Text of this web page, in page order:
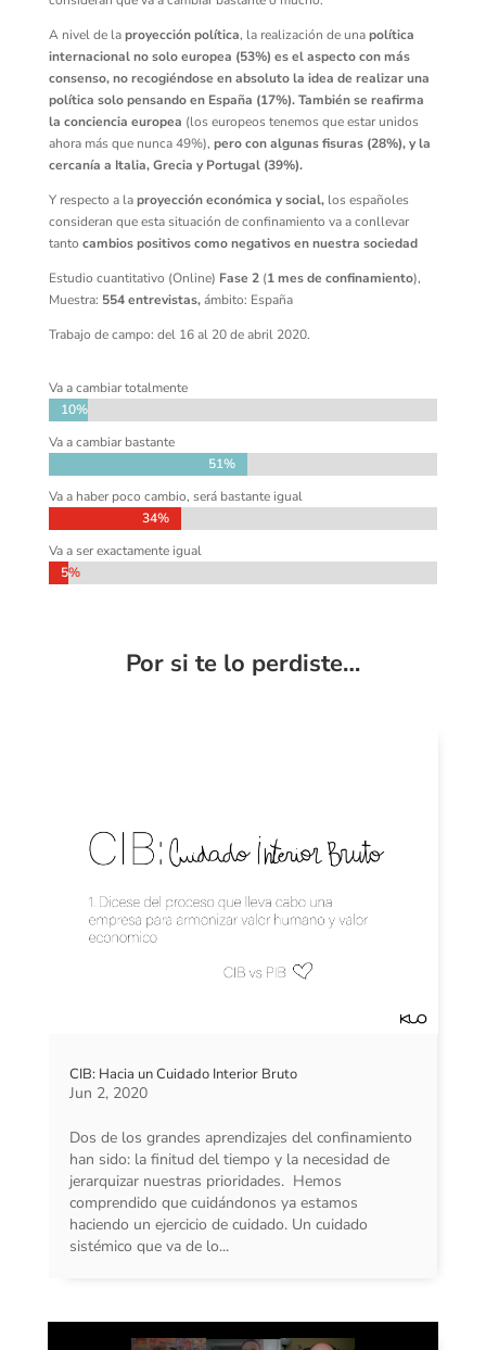
A nivel de laproyección política, la realización de unapolítica
internacional no solo europea (53%) es el aspecto con más
consenso, no recogiéndose en absoluto la idea de realizar una
política solo pensando en España (17%). También se reafirma
la conciencia europea (los europeos tenemos que estar unidos
ahora más que nunca 49%), pero con algunas fisuras (28%), y la
cercanía a Italia, Grecia y Portugal (39%).
Y respecto a laproyección económica y social, los españoles
consideran que esta situación de confinamiento va a conllevar
tanto cambios positivos como negativos en nuestra sociedad
Estudio cuantitativo (Online) Fase 2(1 mes de confinamiento),
Muestra: 554 entrevistas,ámbito: España
Trabajo de campo: del 16 al 20 de abril 2020.
Va a cambiar totalmente
10%
10%
Va a cambiar bastante
51%
51%
Va a haber poco cambio, será bastante igual
34%
34%
Va a ser exactamente igual
5%
5%
Por si te lo perdiste…
CIB: Hacia un Cuidado Interior Bruto
Jun 2, 2020
Dos de los grandes aprendizajes del confinamiento
han sido: la finitud del tiempo y la necesidad de
jerarquizar nuestras prioridades. Hemos
comprendido que cuidándonos ya estamos
haciendo un ejercicio de cuidado. Un cuidado
sistémico que va de lo...